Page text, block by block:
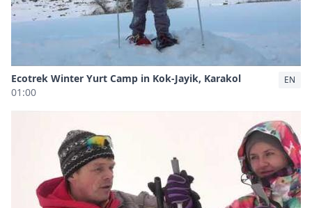
Ecotrek Winter Yurt Camp in Kok-Jayik, Karakol
01:00
EN